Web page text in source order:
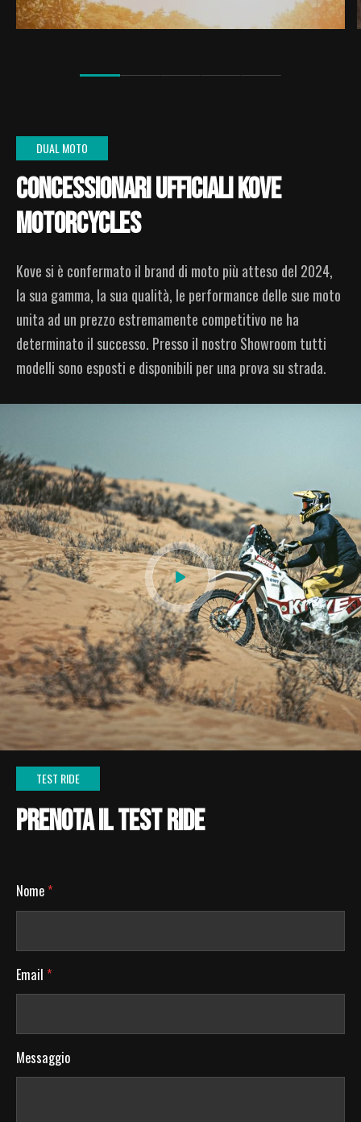
DUAL MOTO
CONCESSIONARI UFFICIALI KOVE
MOTORCYCLES
Kove si è confermato il brand di moto più atteso del 2024,
la sua gamma, la sua qualità, le performance delle sue moto
unita ad un prezzo estremamente competitivo ne ha
determinato il successo. Presso il nostro Showroom tutti
modelli sono esposti e disponibili per una prova su strada.
TEST RIDE
PRENOTA IL TEST RIDE
Nome *
Email *
Messaggio